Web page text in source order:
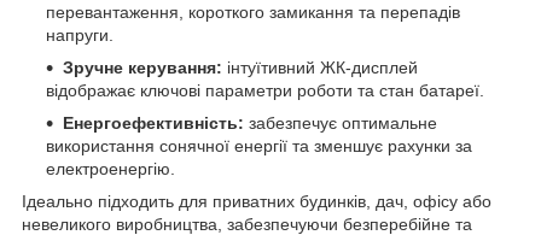
перевантаження, короткого замикання та перепадів
напруги.
Зручне керування: інтуїтивний ЖК-дисплей
відображає ключові параметри роботи та стан батареї.
Енергоефективність: забезпечує оптимальне
використання сонячної енергії та зменшує рахунки за
електроенергію.
Ідеально підходить для приватних будинків, дач, офісу або
невеликого виробництва, забезпечуючи безперебійне та